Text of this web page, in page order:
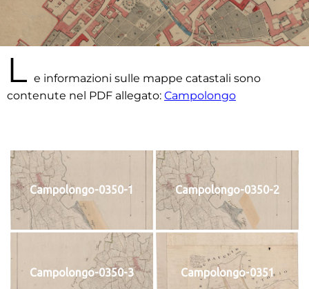
L e informazioni sulle mappe catastali sono
contenute nel PDF allegato: Campolongo
Campolongo-0350-1 Campolongo-0350-2
Campolongo-0350-3 Campolongo-0351